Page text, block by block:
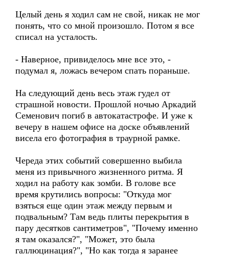
Целый день я ходил сам не свой, никак не мог
понять, что со мной произошло. Потом я все
списал на усталость.
- Наверное, привиделось мне все это, -
подумал я, ложась вечером спать пораньше.
На следующий день весь этаж гудел от
страшной новости. Прошлой ночью Аркадий
Семенович погиб в автокатастрофе. И уже к
вечеру в нашем офисе на доске объявлений
висела его фотография в траурной рамке.
Череда этих событий совершенно выбила
меня из привычного жизненного ритма. Я
ходил на работу как зомби. В голове все
время крутились вопросы: "Откуда мог
взяться еще один этаж между первым и
подвальным? Там ведь плиты перекрытия в
пару десятков сантиметров", "Почему именно
я там оказался?", "Может, это была
галлюцинация?", "Но как тогда я заранее